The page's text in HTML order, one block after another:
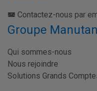
Contactez-nous par
Groupe Manutan
Qui sommes-nous
Nous rejoindre
Solutions Grands